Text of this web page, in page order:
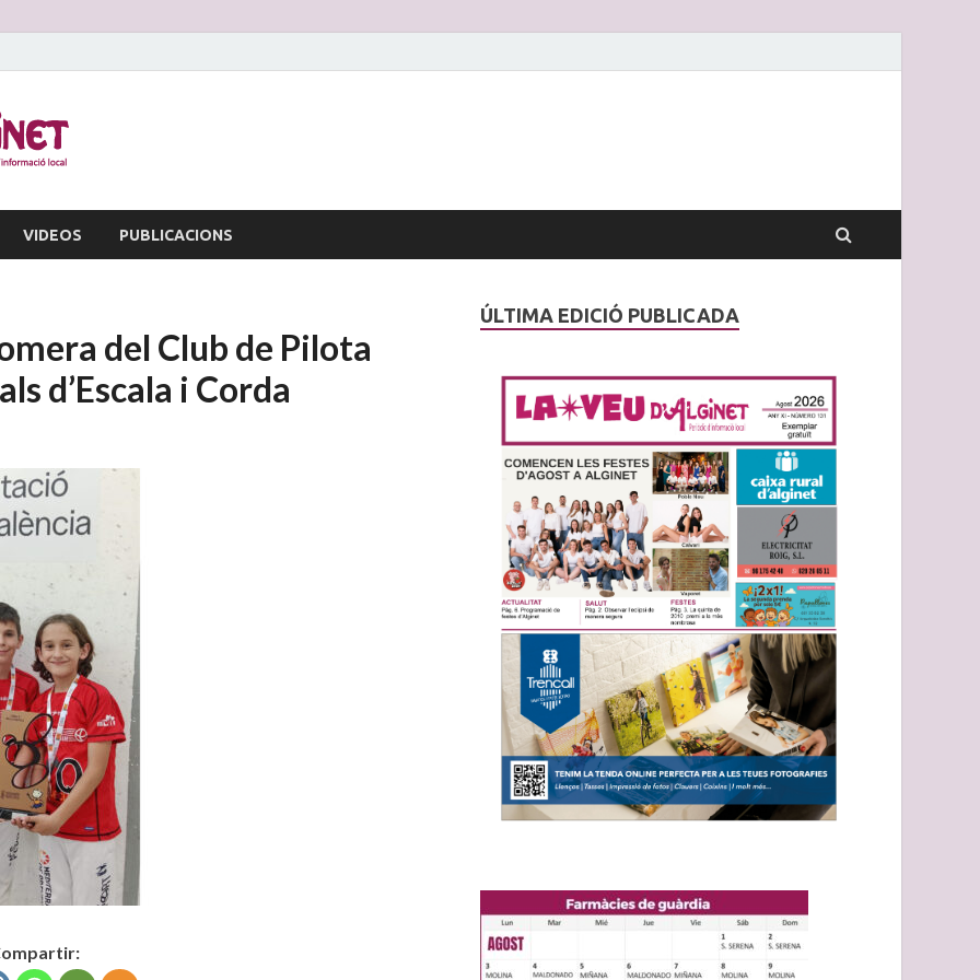
VIDEOS PUBLICACIONS
del Club de Pilota
d’Escala i Corda
ÚLTIMA EDICIÓ PUBLICADA